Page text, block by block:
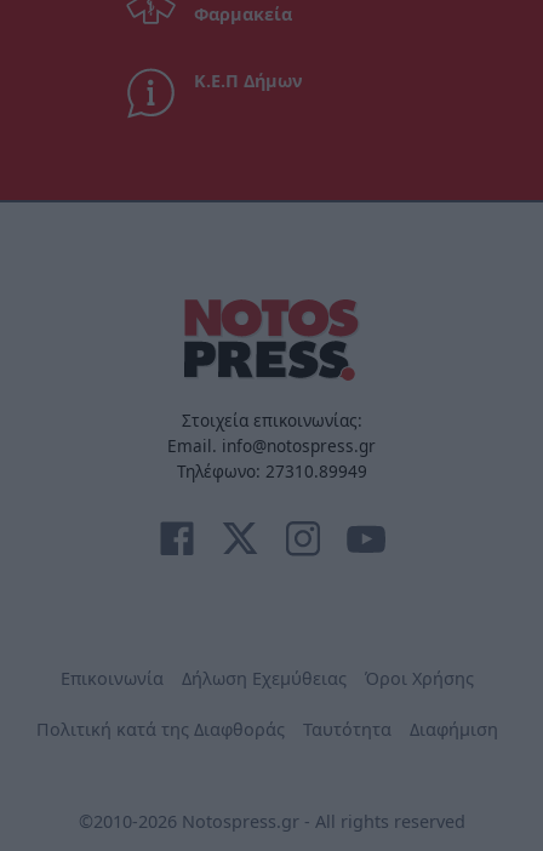
Φαρμακεία
Κ.Ε.Π Δήμων
Στοιχεία επικοινωνίας:
Email. info@notospress.gr
Τηλέφωνο: 27310.89949
Επικοινωνία Δήλωση Εχεμύθειας Όροι Χρήσης
Πολιτική κατά της Διαφθοράς Ταυτότητα Διαφήμιση
©2010-2026 Notospress.gr - All rights reserved